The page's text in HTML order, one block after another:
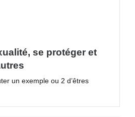
se protéger et
un exemple ou 2 d’êtres